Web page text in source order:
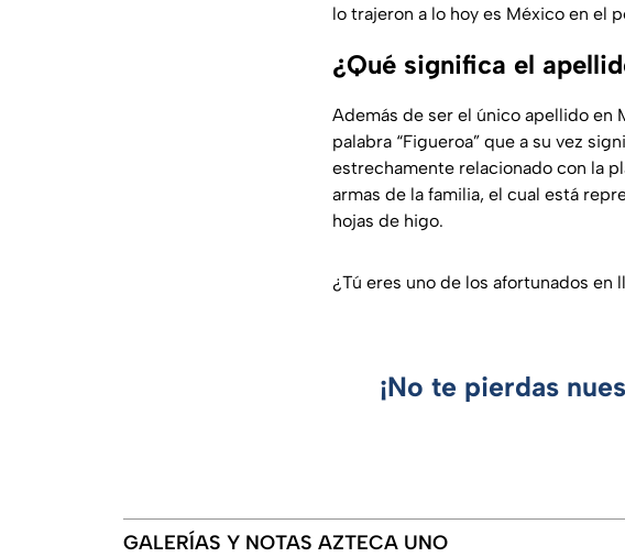
lo trajeron a lo hoy es México en el
¿Qué significa el
Además de ser el único apellido en
palabra “Figueroa” que a su vez
estrechamente relacionado con la
armas de la familia, el cual está
hojas de higo.
¿Tú eres uno de los afortunados en
¡No te pierdas
GALERÍAS Y NOTAS AZTECA UNO